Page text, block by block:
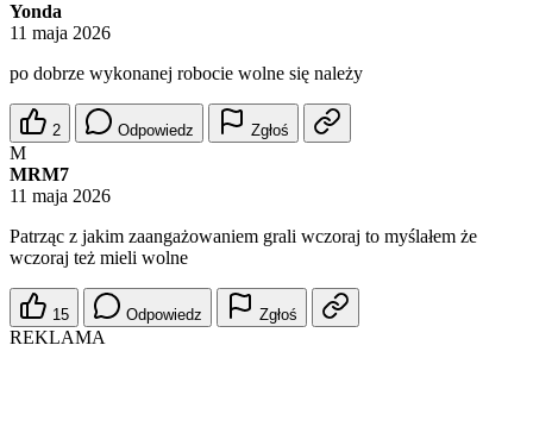
Yonda
11 maja 2026
po dobrze wykonanej robocie wolne się należy
2 Odpowiedz Zgłoś
M
MRM7
11 maja 2026
Patrząc z jakim zaangażowaniem grali wczoraj to myślałem że
wczoraj też mieli wolne
15 Odpowiedz Zgłoś
REKLAMA